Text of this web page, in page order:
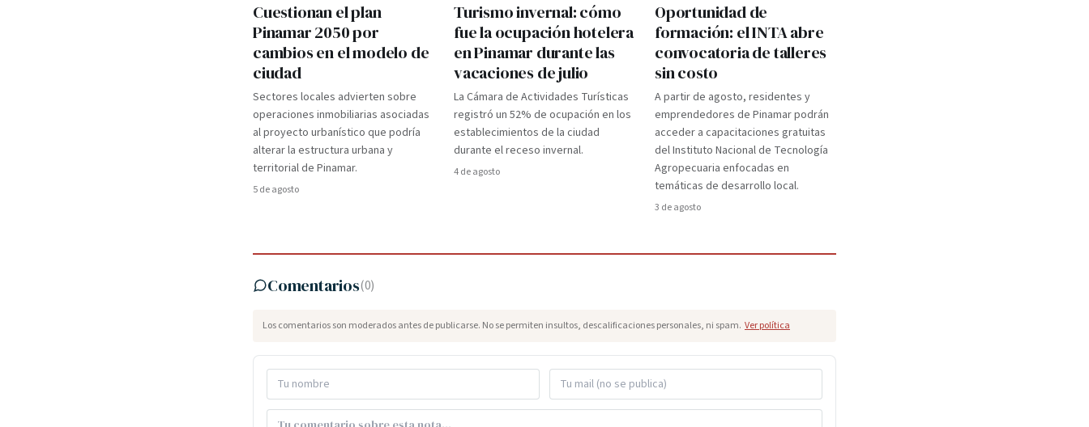
Cuestionan el plan
Pinamar 2050 por
cambios en el modelo de
ciudad
Sectores locales advierten sobre
operaciones inmobiliarias asociadas
al proyecto urbanístico que podría
alterar la estructura urbana y
territorial de Pinamar.
5 de agosto
Turismo invernal: cómo
fue la ocupación hotelera
en Pinamar durante las
vacaciones de julio
La Cámara de Actividades Turísticas
registró un 52% de ocupación en los
establecimientos de la ciudad
durante el receso invernal.
4 de agosto
Oportunidad de
formación: el INTA abre
convocatoria de talleres
sin costo
A partir de agosto, residentes y
emprendedores de Pinamar podrán
acceder a capacitaciones gratuitas
del Instituto Nacional de Tecnología
Agropecuaria enfocadas en
temáticas de desarrollo local.
3 de agosto
Comentarios(0)
Los comentarios son moderados antes de publicarse. No se permiten insultos, descalificaciones personales, ni spam. Ver política